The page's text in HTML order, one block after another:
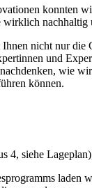
konnten
nachhaltig
nicht nur
und
wie
können.
4, siehe
laden